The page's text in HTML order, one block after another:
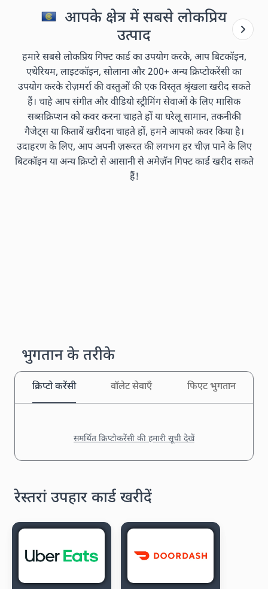
आपके क्षेत्र में सबसे लोकप्रिय
उत्पाद
हमारे सबसे लोकप्रिय गिफ्ट कार्ड का उपयोग करके, आप बिटकॉइन,
एथेरियम, लाइटकॉइन, सोलाना और 200+ अन्य क्रिप्टोकरेंसी का
उपयोग करके रोज़मर्रा की वस्तुओं की एक विस्तृत श्रृंखला खरीद सकते
हैं। चाहे आप संगीत और वीडियो स्ट्रीमिंग सेवाओं के लिए मासिक
सब्सक्रिप्शन को कवर करना चाहते हों या घरेलू सामान, तकनीकी
गैजेट्स या किताबें खरीदना चाहते हों, हमने आपको कवर किया है।
उदाहरण के लिए, आप अपनी ज़रूरत की लगभग हर चीज़ पाने के लिए
बिटकॉइन या अन्य क्रिप्टो से आसानी से अमेज़ॅन गिफ्ट कार्ड खरीद सकते
हैं!
भुगतान के तरीके
क्रिप्टो करेंसी वॉलेट सेवाएँ फिएट भुगतान
समर्थित क्रिप्टोकरेंसी की हमारी सूची देखें
रेस्तरां उपहार कार्ड खरीदें